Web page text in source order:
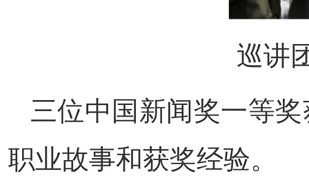
巡讲
三位中国新闻奖一等
职业故事和获奖经验。